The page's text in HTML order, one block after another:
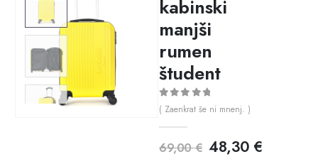
kabinski
manjši
rumen
študent
0out of 5
( Zaenkrat še ni mnenj. )
69,00€ 48,30 €